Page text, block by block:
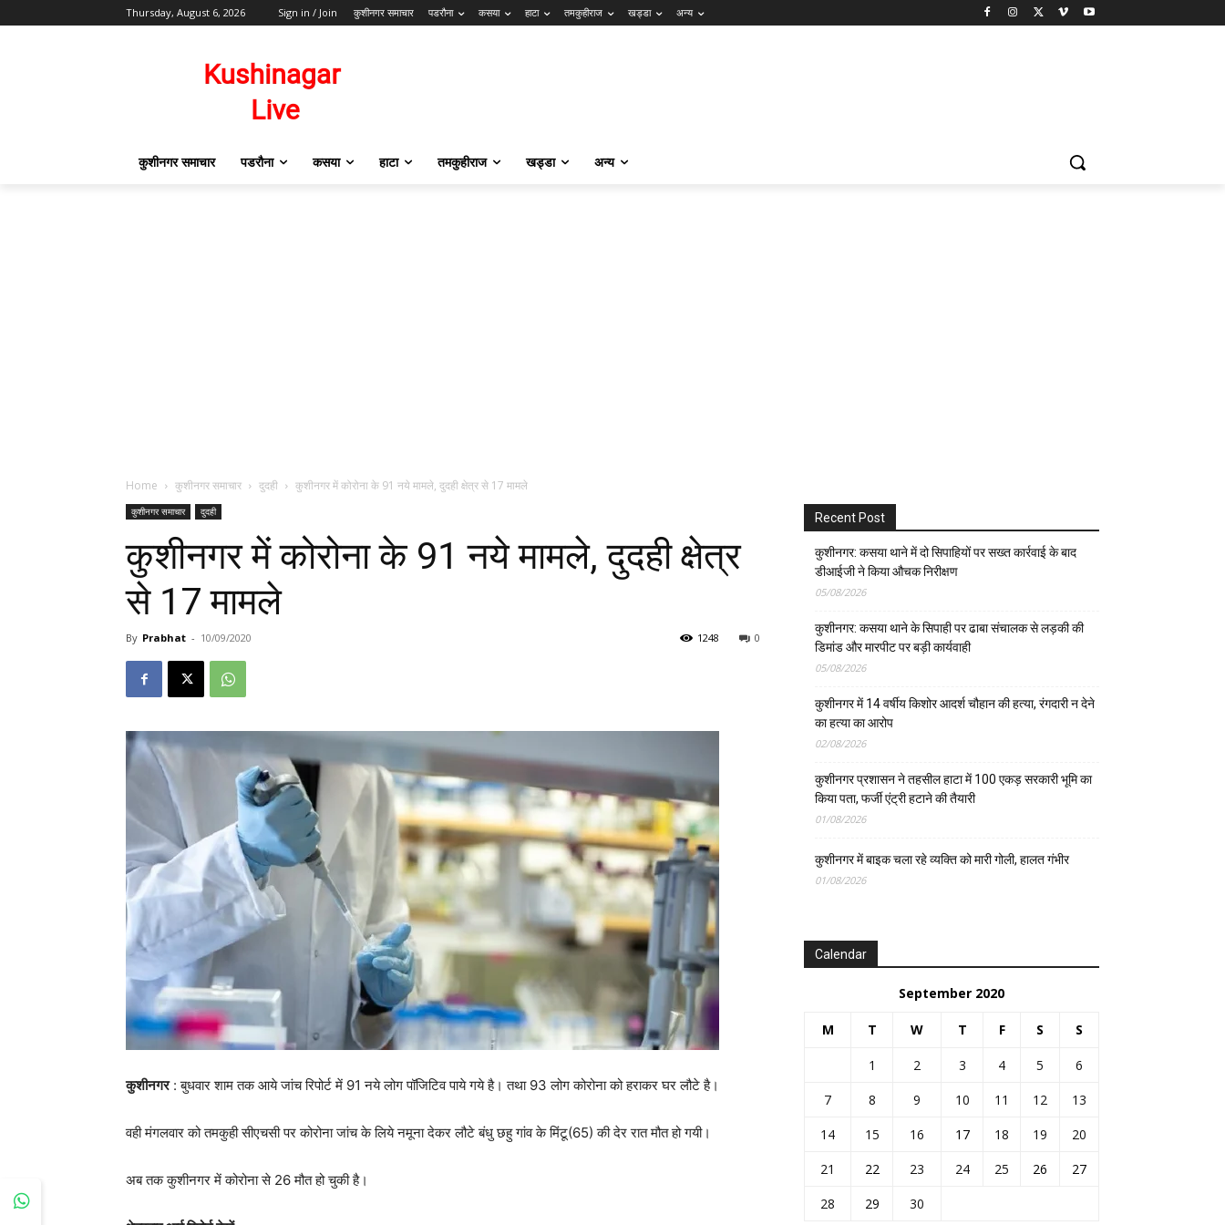
Thursday, August 6, 2026 Sign in / Join कुशीनगर समाचार पडरौना कसया हाटा तमकुहीराज खड्डा अन्य
कुशीनगर समाचार पडरौना कसया हाटा तमकुहीराज खड्डा अन्य
Home कुशीनगर समाचार दुदही कुशीनगर में कोरोना के 91 नये मामले, दुदही क्षेत्र से 17 मामले
कुशीनगर समाचार दुदही
कुशीनगर में कोरोना के 91 नये मामले, दुदही क्षेत्र
से 17 मामले
By Prabhat - 10/09/2020 0
1248
कुशीनगर: बुधवार शाम तक आये जांच रिपोर्ट में 91 नये लोग पॉजिटिव पाये गये है। तथा 93 लोग कोरोना को हराकर घर लौटे है।
वही मंगलवार को तमकुही सीएचसी पर कोरोना जांच के लिये नमूना देकर लौटे बंधु छहु गांव के मिंटू(65) की देर रात मौत हो गयी।
अब तक कुशीनगर में कोरोना से 26 मौत हो चुकी है।
Recent Post
कुशीनगर: कसया थाने में दो सिपाहियों पर सख्त कार्रवाई के बाद
डीआईजी ने किया औचक निरीक्षण
05/08/2026
कुशीनगर: कसया थाने के सिपाही पर ढाबा संचालक से लड़की की
डिमांड और मारपीट पर बड़ी कार्यवाही
05/08/2026
कुशीनगर में 14 वर्षीय किशोर आदर्श चौहान की हत्या, रंगदारी न देने
का हत्या का आरोप
02/08/2026
कुशीनगर प्रशासन ने तहसील हाटा में 100 एकड़ सरकारी भूमि का
किया पता, फर्जी एंट्री हटाने की तैयारी
01/08/2026
कुशीनगर में बाइक चला रहे व्यक्ति को मारी गोली, हालत गंभीर
01/08/2026
Calendar
September 2020
M T W T F S S
1 2 3 4 5
6
7
8 9 10 11 12
13
14
15 16 17 18 19
20
21
22 23 24 25 26
27
28
29
30